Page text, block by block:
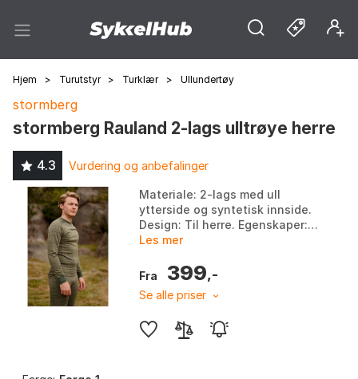
Hjem > Turutstyr > Turklær > Ullundertøy
stormberg
stormberg Rauland 2-lags ulltrøye herre
4.3 Vurdering og anbefalinger
Materiale: 2-lags med ull
ytterside og syntetisk innside.
Design: Til herre. Egenskaper:
Fukttransporterende evner.
irritasjon. Farge...
Les mer
Fra 399,-
Se alle priser